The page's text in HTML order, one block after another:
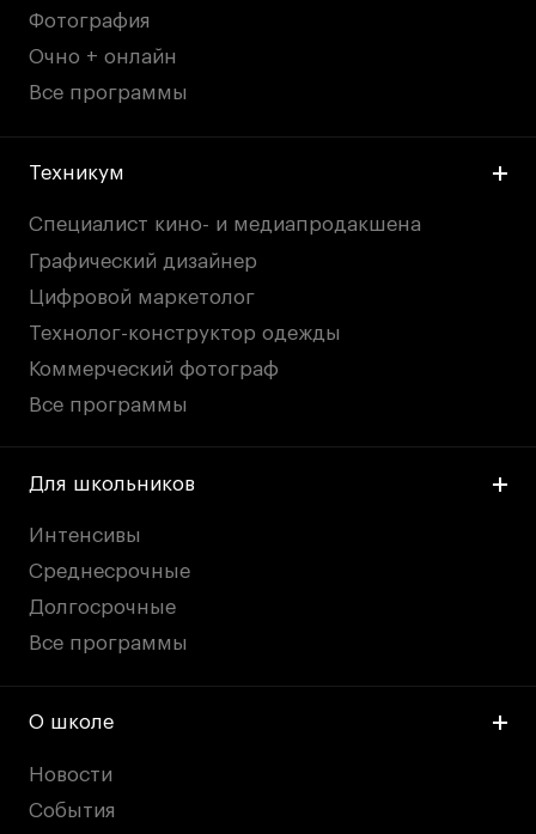
Фотография
Очно + онлайн
Все программы
Техникум
Специалист кино- и медиапродакшена
Графический дизайнер
Цифровой маркетолог
Технолог-конструктор одежды
Коммерческий фотограф
Все программы
Для школьников
Интенсивы
Среднесрочные
Долгосрочные
Все программы
О школе
Новости
События